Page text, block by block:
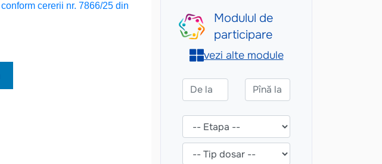
conform cererii nr. 7866/25 din